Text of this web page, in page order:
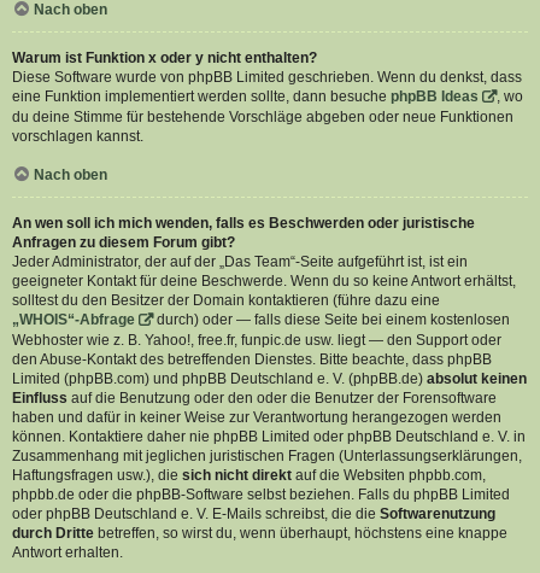
Nach oben
Warum ist Funktion x oder y nicht enthalten?
Diese Software wurde von phpBB Limited geschrieben. Wenn du denkst, dass
eine Funktion implementiert werden sollte, dann besuche phpBB Ideas
, wo
du deine Stimme für bestehende Vorschläge abgeben oder neue Funktionen
vorschlagen kannst.
Nach oben
An wen soll ich mich wenden, falls es Beschwerden oder juristische
Anfragen zu diesem Forum gibt?
Jeder Administrator, der auf der „Das Team“-Seite aufgeführt ist, ist ein
geeigneter Kontakt für deine Beschwerde. Wenn du so keine Antwort erhältst,
solltest du den Besitzer der Domain kontaktieren (führe dazu eine
„WHOIS“-Abfrage
durch) oder — falls diese Seite bei einem kostenlosen
Webhoster wie z. B. Yahoo!, free.fr, funpic.de usw. liegt — den Support oder
den Abuse-Kontakt des betreffenden Dienstes. Bitte beachte, dass phpBB
Limited (phpBB.com) und phpBB Deutschland e. V. (phpBB.de) absolut keinen
Einfluss auf die Benutzung oder den oder die Benutzer der Forensoftware
haben und dafür in keiner Weise zur Verantwortung herangezogen werden
können. Kontaktiere daher nie phpBB Limited oder phpBB Deutschland e. V. in
Zusammenhang mit jeglichen juristischen Fragen (Unterlassungserklärungen,
Haftungsfragen usw.), die sich nicht direkt auf die Websiten phpbb.com,
phpbb.de oder die phpBB-Software selbst beziehen. Falls du phpBB Limited
oder phpBB Deutschland e. V. E-Mails schreibst, die die Softwarenutzung
durch Dritte betreffen, so wirst du, wenn überhaupt, höchstens eine knappe
Antwort erhalten.